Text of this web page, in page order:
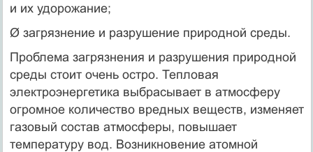
и их удорожание;
Ø загрязнение и разрушение природной среды.
Проблема загрязнения и разрушения природной
среды стоит очень остро. Тепловая
электроэнергетика выбрасывает в атмосферу
огромное количество вредных веществ, изменяет
газовый состав атмосферы, повышает
температуру вод. Возникновение атомной